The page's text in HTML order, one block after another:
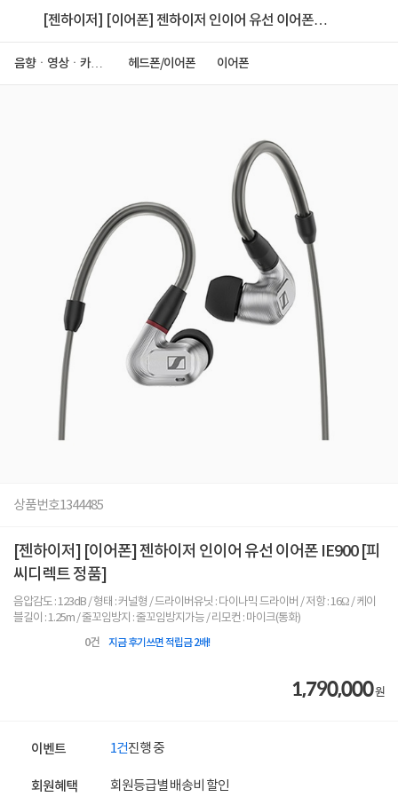
[젠하이저] [이어폰] 젠하이저 인이어 유선 이어폰
음향ㆍ영상ㆍ카메
헤드폰/이어폰 이어폰
상품번호1344485
[젠하이저] [이어폰] 젠하이저 인이어 유선 이어폰 IE900 [피
씨디렉트 정품]
음압감도 : 123dB / 형태 : 커널형 / 드라이버유닛 : 다이나믹 드라이버 / 저항 : 16Ω / 케이
블길이 : 1.25m / 줄꼬임방지 : 줄꼬임방지가능 / 리모컨 : 마이크(통화)
0건 지금 후기쓰면 적립금 2배!
1,790,000원
이벤트 1건진행 중
회원혜택 회원등급별 배송비 할인